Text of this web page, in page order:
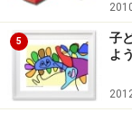
5
子
よ